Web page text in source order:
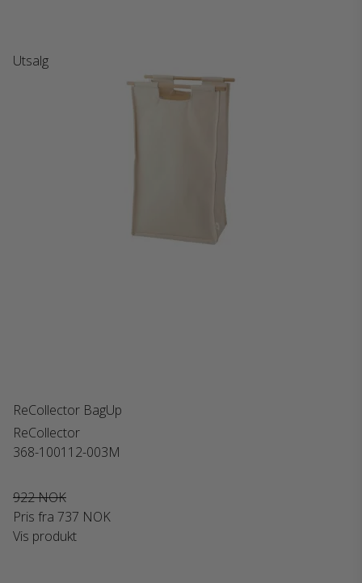
Utsalg
ReCollector BagUp
ReCollector
368-100112-003M
922 NOK
Pris fra 737 NOK
Vis produkt